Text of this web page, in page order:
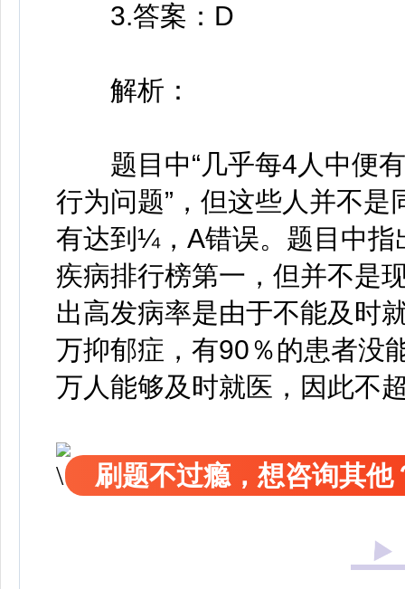
3.答案：D
解析：
题目中“几乎每4人中便有
行为问题”，但这些人并不
有达到¼，A错误。题目中指
疾病排行榜第一，但并不是
出高发病率是由于不能及时
万抑郁症，有90％的患者没
万人能够及时就医，因此不
刷题不过瘾，想咨询其他